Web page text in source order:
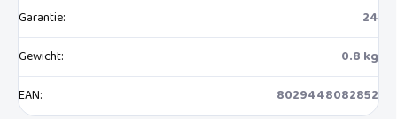
Garantie:
24
Gewicht:
0.8 kg
EAN: 8029448082852